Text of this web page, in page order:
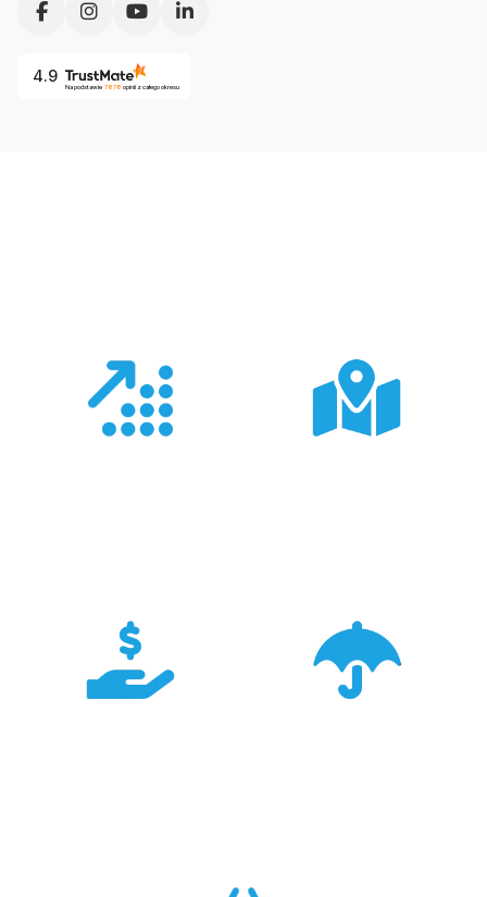
4.9
Na podstawie 7878 opinii z całego okresu